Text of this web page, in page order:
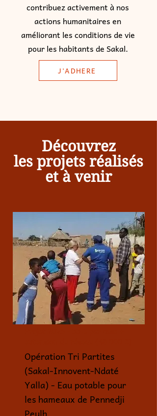
contribuez activement à nos
actions humanitaires en
améliorant les conditions de vie
pour les habitants de Sakal.
J'ADHERE
Découvrez
les projets réalisés
et à venir
Opération Tri Partites
(Sakal-Innovent-Ndaté
Yalla) - Eau potable pour
les hameaux de Pennedji